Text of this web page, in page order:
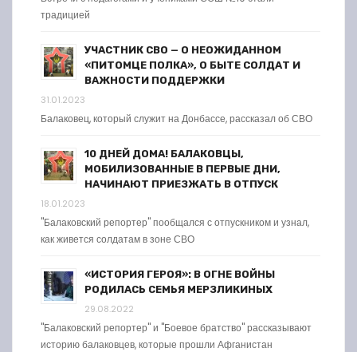
традицией
УЧАСТНИК СВО — О НЕОЖИДАННОМ
«ПИТОМЦЕ ПОЛКА», О БЫТЕ СОЛДАТ И
ВАЖНОСТИ ПОДДЕРЖКИ
31.01.2023
Балаковец, который служит на Донбассе, рассказал об СВО
10 ДНЕЙ ДОМА! БАЛАКОВЦЫ,
МОБИЛИЗОВАННЫЕ В ПЕРВЫЕ ДНИ,
НАЧИНАЮТ ПРИЕЗЖАТЬ В ОТПУСК
18.01.2023
"Балаковский репортер" пообщался с отпускником и узнал,
как живется солдатам в зоне СВО
«ИСТОРИЯ ГЕРОЯ»: В ОГНЕ ВОЙНЫ
РОДИЛАСЬ СЕМЬЯ МЕРЗЛИКИНЫХ
29.08.2022
"Балаковский репортер" и "Боевое братство" рассказывают
историю балаковцев, которые прошли Афганистан